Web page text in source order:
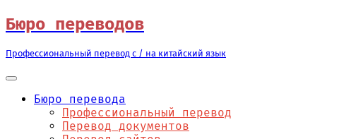
Перейти
к
содержимому
Бюро переводов
Профессиональный перевод с / на китайский язык
Бюро перевода
Профессиональный перевод
Перевод документов